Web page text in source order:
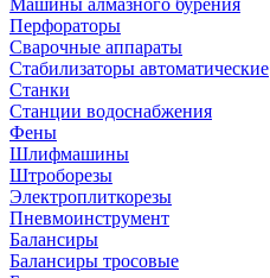
Машины алмазного бурения
Перфораторы
Сварочные аппараты
Стабилизаторы автоматические
Станки
Станции водоснабжения
Фены
Шлифмашины
Штроборезы
Электроплиткорезы
Пневмоинструмент
Балансиры
Балансиры тросовые